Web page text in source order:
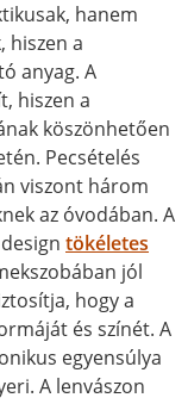
hanem
hiszen a
anyag. A
hiszen a
köszönhetően
Pecsételés
viszont három
az óvodában. A
tökéletes
jól
hogy a
és színét. A
egyensúlya
A lenvászon